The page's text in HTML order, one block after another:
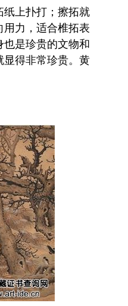
上扑打；擦拓就
力，适合椎拓表
是珍贵的文物和
显得非常珍贵。黄